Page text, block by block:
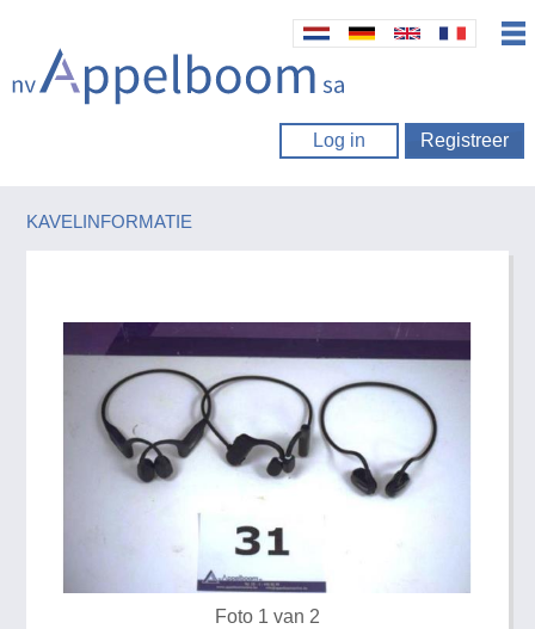
Log in Registreer
KAVELINFORMATIE
Foto 1 van 2